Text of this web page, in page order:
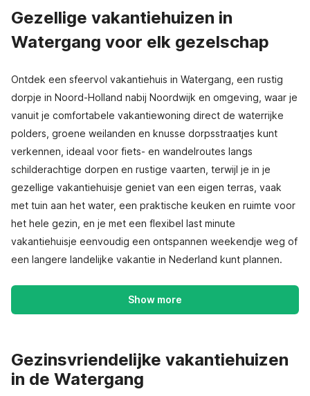
Gezellige vakantiehuizen in
Watergang voor elk gezelschap
Ontdek een sfeervol vakantiehuis in Watergang, een rustig
dorpje in Noord-Holland nabij Noordwijk en omgeving, waar je
vanuit je comfortabele vakantiewoning direct de waterrijke
polders, groene weilanden en knusse dorpsstraatjes kunt
verkennen, ideaal voor fiets- en wandelroutes langs
schilderachtige dorpen en rustige vaarten, terwijl je in je
gezellige vakantiehuisje geniet van een eigen terras, vaak
met tuin aan het water, een praktische keuken en ruimte voor
het hele gezin, en je met een flexibel last minute
vakantiehuisje eenvoudig een ontspannen weekendje weg of
een langere landelijke vakantie in Nederland kunt plannen.
Show more
Gezinsvriendelijke vakantiehuizen
in de Watergang